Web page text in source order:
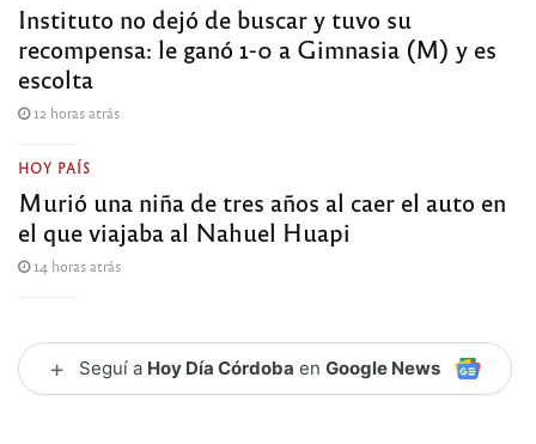
Instituto no dejó de buscar y tuvo su
recompensa: le ganó 1-0 a Gimnasia (M) y es
escolta
12 horas atrás
HOY PAÍS
Murió una niña de tres años al caer el auto en
el que viajaba al Nahuel Huapi
14 horas atrás
+ Seguí a Hoy Día Córdoba en Google News